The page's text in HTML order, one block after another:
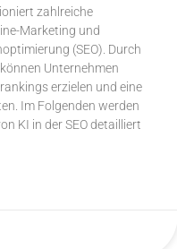
zahlreiche
Marketing und
(SEO). Durch
Unternehmen
erzielen und eine
Im Folgenden werden
KI in der SEO detailliert